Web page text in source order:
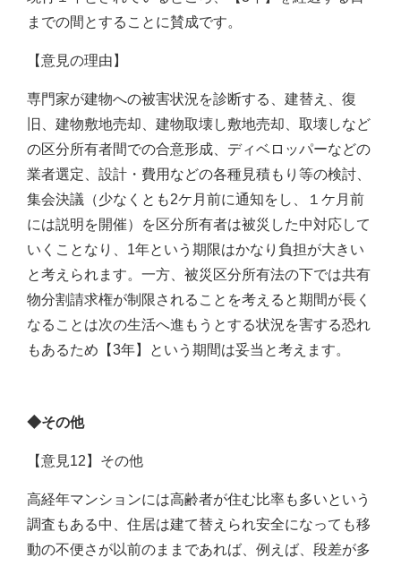
までの間とすることに賛成です。
【意見の理由】
専門家が建物への被害状況を診断する、建替え、復
旧、建物敷地売却、建物取壊し敷地売却、取壊しなど
の区分所有者間での合意形成、ディベロッパーなどの
業者選定、設計・費用などの各種見積もり等の検討、
集会決議（少なくとも2ケ月前に通知をし、１ケ月前
には説明を開催）を区分所有者は被災した中対応して
いくことなり、1年という期限はかなり負担が大きい
と考えられます。一方、被災区分所有法の下では共有
物分割請求権が制限されることを考えると期間が長く
なることは次の生活へ進もうとする状況を害する恐れ
もあるため【3年】という期間は妥当と考えます。
◆その他
【意見12】その他
高経年マンションには高齢者が住む比率も多いという
調査もある中、住居は建て替えられ安全になっても移
動の不便さが以前のままであれば、例えば、段差が多